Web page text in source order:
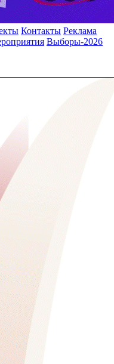
Контакты Реклама
Выборы-2026